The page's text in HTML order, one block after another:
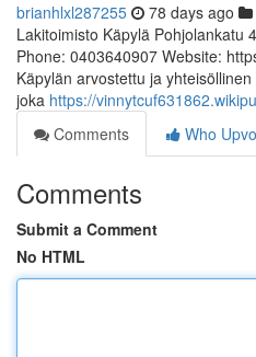
brianhlxl287255 78 days ago
Lakitoimisto Käpylä Pohjolankatu
Phone: 0403640907 Website:
Käpylän arvostettu ja
joka https://
Comments
Who
Comments
Submit a Comment
No HTML